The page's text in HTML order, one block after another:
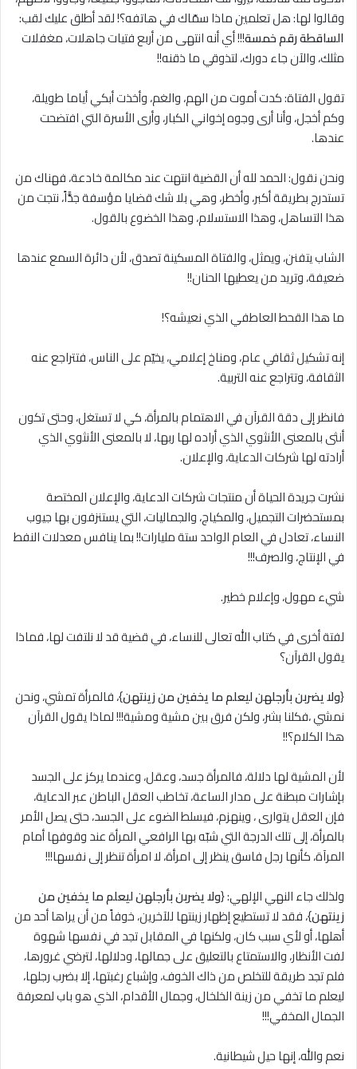
وقالوا لها: هل تعلمين ماذا سمّاك في هاتفه؟! لقد أطلق عليك لقب:
الساقطة رقم خمسة!!! أي أنه انتهى من أربع فتيات جاهلات، مغفلات
مثلك، والآن جاء دورك، لتذوقي ما ذقنه!!
تقول الفتاة: كدت أموت من الهم، والغم، وأخذت أبكي أياما طويلة،
وكم أخجل، وأنا أرى وجوه إخواني الكبار، وأرى الأسرة التي افتضحت
عندها.
ونحن نقول: الحمد لله أن القضية انتهت عند مكالمة خادعة، فهناك من
تستدرج بطريقة أكبر، وأخطر، وهي بلا شك قضايا مؤسفة جدًّاً، نتجت من
هذا التساهل، وهذا الاستسلام، وهذا الخضوع بالقول.
الشاب يتفنن، ويمثل، والفتاة المسكينة تصدق، لأن دائرة السمع عندها
ضعيفة، وتريد من يعطيها الحنان!!
ما هذا القحط العاطفي الذي نعيشه؟!
إنه تشكيل ثقافي عام، ومناخ إعلامي، يخيّم على الناس، فتتراجع عنه
الثقافة، وتتراجع عنه التربية.
فانظر إلى دقة القرآن في الاهتمام بالمرأة، كي لا تستغل، وحتى تكون
أنثى بالمعنى الأنثوي الذي أراده لها ربها، ﻻ بالمعنى الأنثوي الذي
أرادته لها شركات الدعاية، والإعلان.
نشرت جريدة الحياة أن منتجات شركات الدعاية، والإعلان المختصة
بمستحضرات التجميل، والمكياج، والجماليات، التي يستنزفون بها جيوب
النساء، تعادل في العام الواحد ستة مليارات!! بما ينافس معدلات النفط
في الإنتاج، والصرف!!!
شيء مهول، وإعلام خطير.
لفتة أخرى في كتاب الله تعالى للنساء، في قضية قد لا نلتفت لها، فماذا
يقول القرآن؟
{ولا يضربن بأرجلهن ليعلم ما يخفين من زينتهن}، فالمرأة تمشي، ونحن
نمشي ،فكلنا بشر، ولكن فرق بين مشية ومشية!!! لماذا يقول القرآن
هذا الكلام؟!!
لأن المشية لها دلالة، فالمرأة جسد، وعقل، وعندما يركز على الجسد
بإشارات مبطنة على مدار الساعة، تخاطب العقل الباطن عبر الدعاية،
فإن العقل يتوارى ، وينهزم، فيسلط الضوء على الجسد، حتى يصل الأمر
بالمرأة، إلى تلك الدرجة التي شبّه بها الرافعي المرأة عند وقوفها أمام
المرآة، كأنها رجل فاسق ينظر إلى امرأة، ﻻ امرأة تنظر إلى نفسها!!!
ولذلك جاء النهي الإلهي: {ولا يضربن بأرجلهن ليعلم ما يخفين من
زينتهن}، فقد لا تستطيع إظهار زينتها للآخرين، خوفاً من أن يراها أحد من
أهلها، أو لأي سبب كان، ولكنها في المقابل تجد في نفسها شهوة
لفت الأنظار، والاستمتاع بالتعليق على جمالها، ودلالها، لترضي غرورها،
فلم تجد طريقة للتخلص من ذاك الخوف، وإشباع رغبتها، إلا بضرب رجلها،
ليعلم ما تخفي من زينة الخلخال، وجمال الأقدام، الذي هو باب لمعرفة
الجمال المخفي!!!
نعم والله، إنها حيل شيطانية.